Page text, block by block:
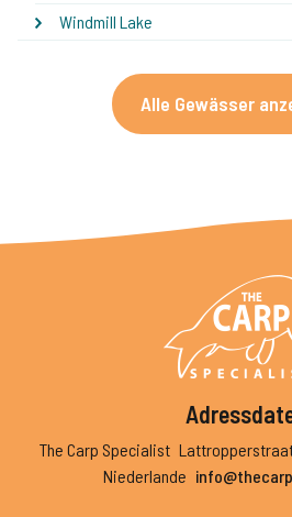
Windmill Lake
Alle Gewässer
The Carp Specialist
Niederlande